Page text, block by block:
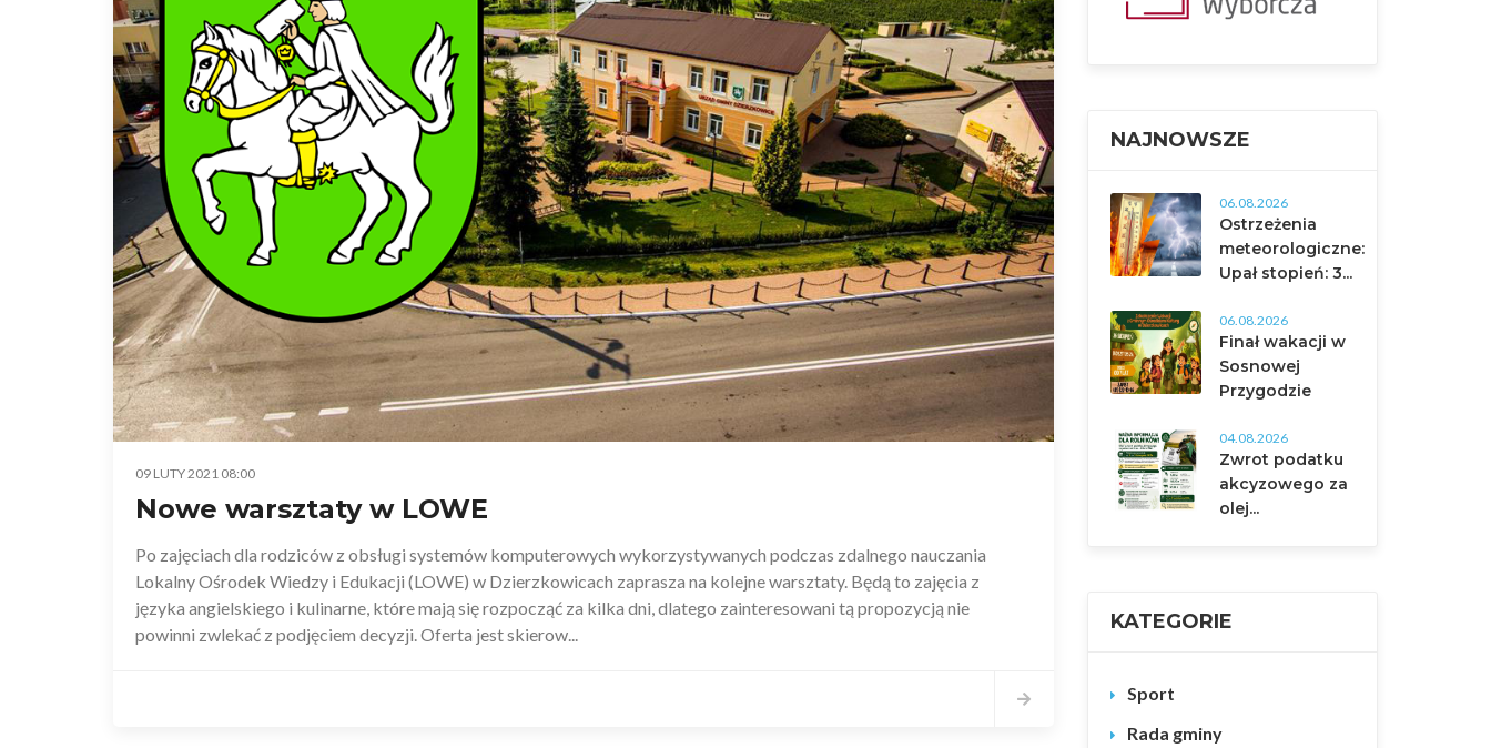
09 LUTY 2021 08:00
Nowe warsztaty w LOWE
Po zajęciach dla rodziców z obsługi systemów komputerowych wykorzystywanych podczas zdalnego nauczania
Lokalny Ośrodek Wiedzy i Edukacji (LOWE) w Dzierzkowicach zaprasza na kolejne warsztaty. Będą to zajęcia z
języka angielskiego i kulinarne, które mają się rozpocząć za kilka dni, dlatego zainteresowani tą propozycją nie
powinni zwlekać z podjęciem decyzji. Oferta jest skierow...
NAJNOWSZE
06.08.2026
Ostrzeżenia
meteorologiczne:
Upał stopień: 3...
06.08.2026
Finał wakacji w
Sosnowej
Przygodzie
04.08.2026
Zwrot podatku
akcyzowego za
olej...
KATEGORIE
Sport
Rada gminy